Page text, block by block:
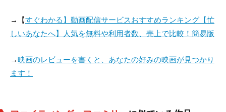
→【すぐわかる】動画配信サービスおすすめランキング【忙
しいあなたへ】人気を無料や利用者数、売上で比較！簡易版
→映画のレビューを書くと、あなたの好みの映画が見つかり
ます！